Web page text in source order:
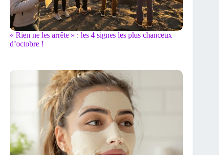
« Rien ne les arrête » : les 4 signes les plus chanceux
d’octobre !